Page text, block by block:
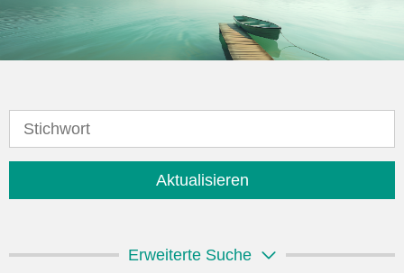
Karriereseite
Aktualisieren
Erweiterte Suche